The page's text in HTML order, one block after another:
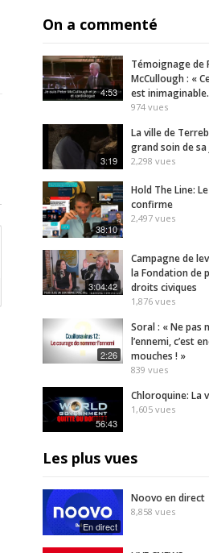
plus marcher après sa
troisième injection :
vues 9
On a commenté
4:53
Témoignage de
McCullough : «
est
974 vues
3:19
La ville de
grand soin de sa
2,298 vues
38:10
Hold The Line:
confirme
2,497 vues
3:04:42
Campagne de
la Fondation de
droits civiques
1,876 vues
2:26
Soral : « Ne pas
l’ennemi, c’est
mouches ! »
839 vues
56:43
Chloroquine: La
1,605 vues
Les plus vues
En direct
Noovo en direct
8,858 vues